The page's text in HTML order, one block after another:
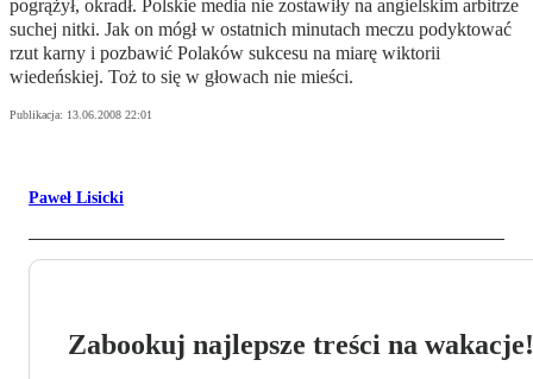
pogrążył, okradł. Polskie media nie zostawiły na angielskim arbitrze
suchej nitki. Jak on mógł w ostatnich minutach meczu podyktować
rzut karny i pozbawić Polaków sukcesu na miarę wiktorii
wiedeńskiej. Toż to się w głowach nie mieści.
Publikacja: 13.06.2008 22:01
Paweł Lisicki
Zabookuj najlepsze treści na wakacje!